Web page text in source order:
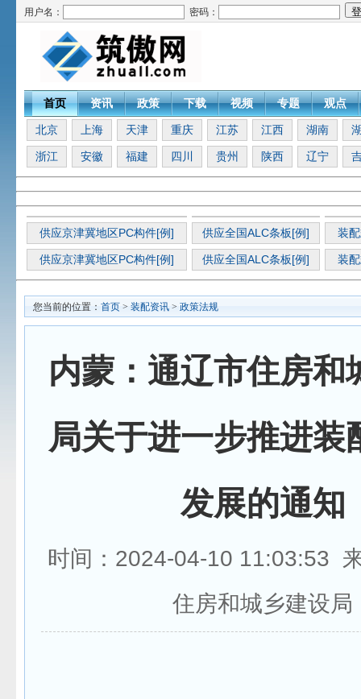
用户名： 密码：
首页 资讯 政策 下载 视频 专题 观点
北京 上海 天津 重庆 江苏 江西 湖南
浙江 安徽 福建 四川 贵州 陕西 辽宁
供应京津冀地区PC构件[例] 供应全国ALC条板[例] 装
供应京津冀地区PC构件[例] 供应全国ALC条板[例] 装
您当前的位置： 首页 > 装配资讯 > 政策法规
内蒙：通辽市住房和
局关于进一步推进装
发展的通知
时间：2024-04-10 11:03:53
住房和城乡建设局